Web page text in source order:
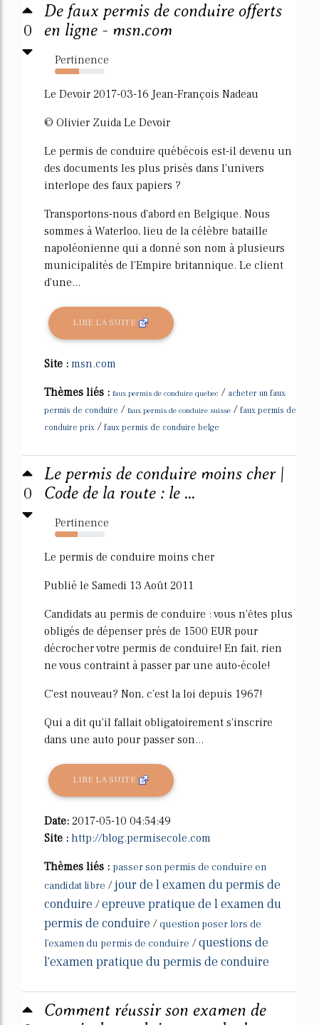
0
De faux permis de conduire offerts
en ligne - msn.com
Pertinence
49%
Le Devoir 2017-03-16 Jean-François Nadeau
© Olivier Zuida Le Devoir
Le permis de conduire québécois est-il devenu un
des documents les plus prisés dans l'univers
interlope des faux papiers ?
Transportons-nous d'abord en Belgique. Nous
sommes à Waterloo, lieu de la célèbre bataille
napoléonienne qui a donné son nom à plusieurs
municipalités de l'Empire britannique. Le client
d'une...
LIRE LA SUITE
Site : msn.com
Thèmes liés : faux permis de conduire quebec / acheter un faux
permis de conduire / faux permis de conduire suisse / faux permis de
conduire prix / faux permis de conduire belge
0
Le permis de conduire moins cher |
Code de la route : le ...
Pertinence
46%
Le permis de conduire moins cher
Publié le Samedi 13 Août 2011
Candidats au permis de conduire : vous n'êtes plus
obligés de dépenser près de 1500 EUR pour
décrocher votre permis de conduire! En fait, rien
ne vous contraint à passer par une auto-école!
C'est nouveau? Non, c'est la loi depuis 1967!
Qui a dit qu'il fallait obligatoirement s'inscrire
dans une auto pour passer son...
LIRE LA SUITE
Date: 2017-05-10 04:54:49
Site : http://blog.permisecole.com
Thèmes liés : passer son permis de conduire en
candidat libre /jour de l examen du permis de
conduire /epreuve pratique de l examen du
permis de conduire / question poser lors de
l'examen du permis de conduire /questions de
l'examen pratique du permis de conduire
Comment réussir son examen de